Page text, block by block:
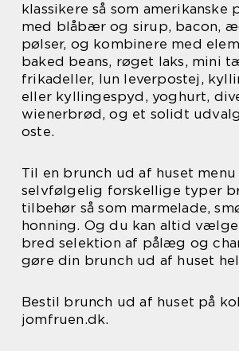
klassikere så som amerikanske
med blåbær og sirup, bacon,
pølser, og kombinere med
baked beans, røget laks, mini
frikadeller, lun leverpostej,
eller kyllingespyd, yoghurt,
wienerbrød, og et solidt
oste.
Til en brunch ud af huset
selvfølgelig forskellige typer
tilbehør så som marmelade,
honning. Og du kan altid
bred selektion af pålæg og
gøre din brunch ud af huset
Bestil brunch ud af huset på
jomfruen.dk.